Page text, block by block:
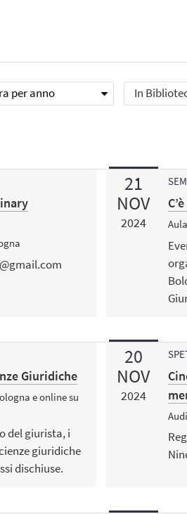
per anno In
21
NOV
2024
Giuridiche
e online su
del giurista, i
giuridiche
dischiuse.
20
NOV
2024